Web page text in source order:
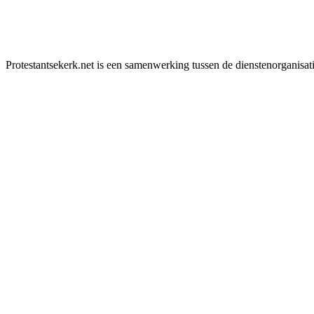
Protestantsekerk.net is een samenwerking tussen de